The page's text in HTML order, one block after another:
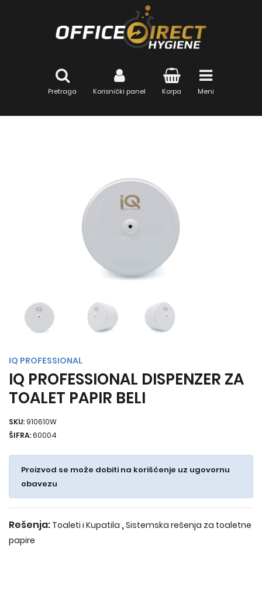
Pretraga Korisnički panel Korpa Meni
IQ PROFESSIONAL
IQ PROFESSIONAL DISPENZER ZA
TOALET PAPIR BELI
SKU: 910610W
ŠIFRA:60004
Proizvod se može dobiti na korišćenje uz ugovornu
obavezu
Rešenja: Toaleti i Kupatila ,Sistemska rešenja za toaletne
papire